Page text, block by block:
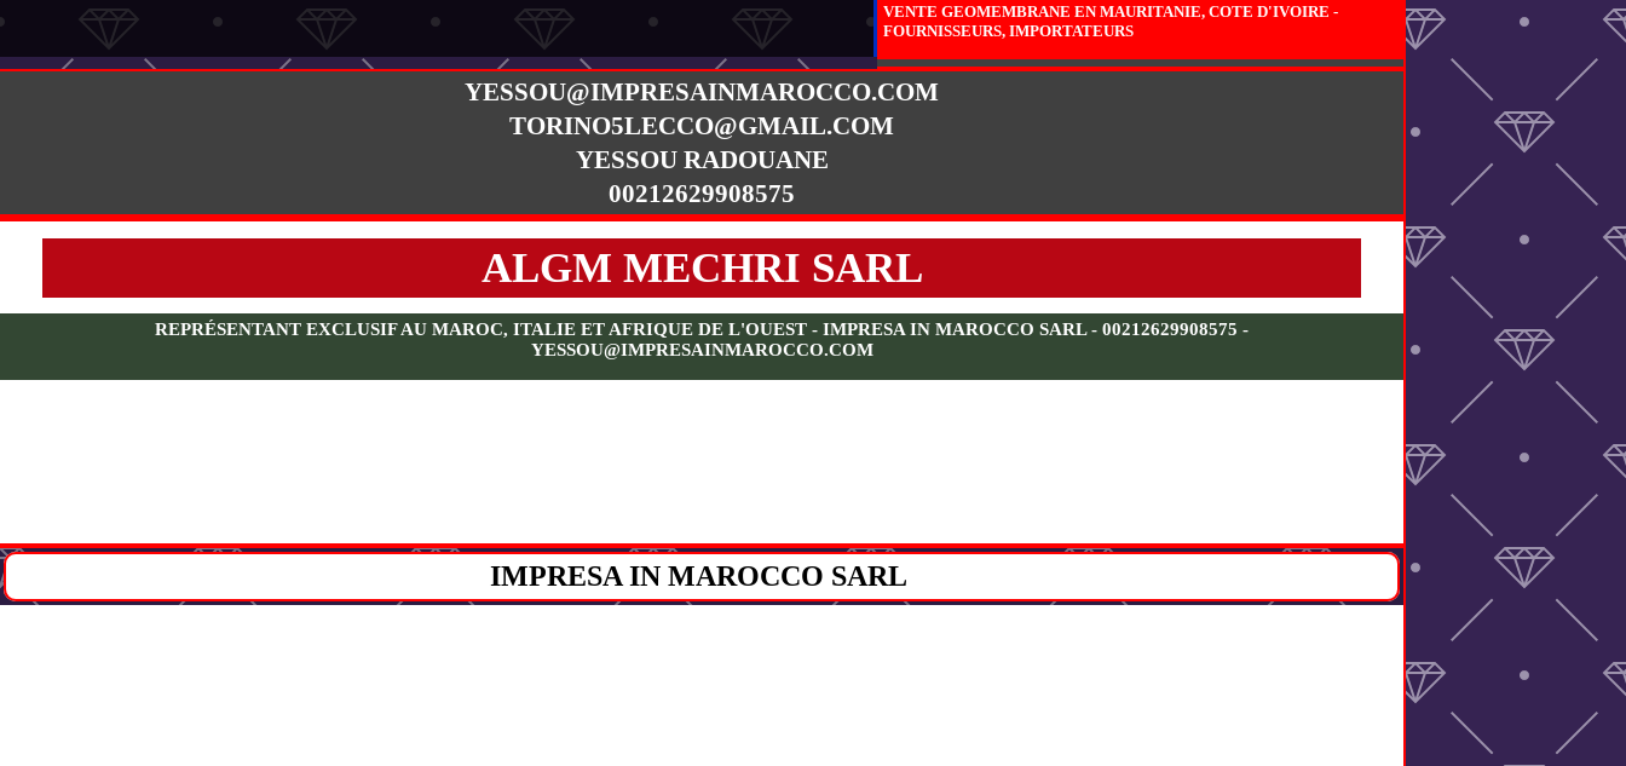
VENTE GEOMEMBRANE EN MAURITANIE, COTE D'IVOIRE -
FOURNISSEURS, IMPORTATEURS
YESSOU@IMPRESAINMAROCCO.COM
TORINO5LECCO@GMAIL.COM
YESSOU RADOUANE
00212629908575
ALGM MECHRI SARL
REPRÉSENTANT EXCLUSIF AU MAROC, ITALIE ET AFRIQUE DE L'OUEST - IMPRESA IN MAROCCO SARL - 00212629908575 -
YESSOU@IMPRESAINMAROCCO.COM
IMPRESA IN MAROCCO SARL